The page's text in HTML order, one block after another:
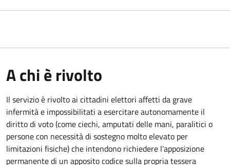
A chi è rivolto
Il servizio è rivolto ai cittadini elettori affetti da grave
infermità e impossibilitati a esercitare autonomamente il
diritto di voto (come ciechi, amputati delle mani, paralitici o
persone con necessità di sostegno molto elevato per
limitazioni fisiche) che intendono richiedere l'apposizione
permanente di un apposito codice sulla propria tessera